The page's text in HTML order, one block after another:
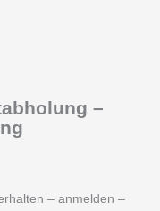
–
– anmelden –